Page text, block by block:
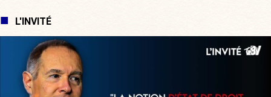
L'INVITÉ